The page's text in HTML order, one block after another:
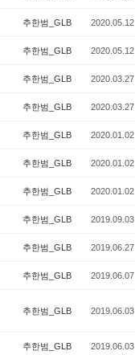
추한범_GLB 2020.05.12
추한범_GLB 2020.05.12
추한범_GLB 2020.03.27
추한범_GLB 2020.03.27
추한범_GLB 2020.01.02
추한범_GLB 2020.01.02
추한범_GLB 2020.01.02
추한범_GLB 2019.09.03
추한범_GLB 2019.06.27
추한범_GLB 2019.06.07
추한범_GLB 2019.06.03
추한범_GLB 2019.06.03